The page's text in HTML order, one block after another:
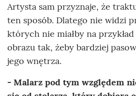
Artysta sam przyznaje, że
ten sposób. Dlatego nie widzi
których nie miałby na
obrazu tak, żeby bardziej
jego wnętrza.
- Malarz pod tym względem